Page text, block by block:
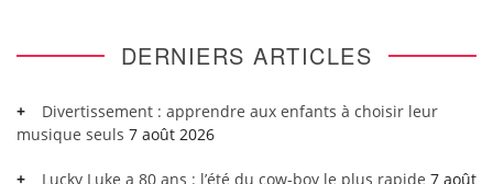
DERNIERS ARTICLES
Divertissement : apprendre aux enfants à choisir leur
musique seuls 7 août 2026
Lucky Luke a 80 ans : l’été du cow-boy le plus rapide 7 août